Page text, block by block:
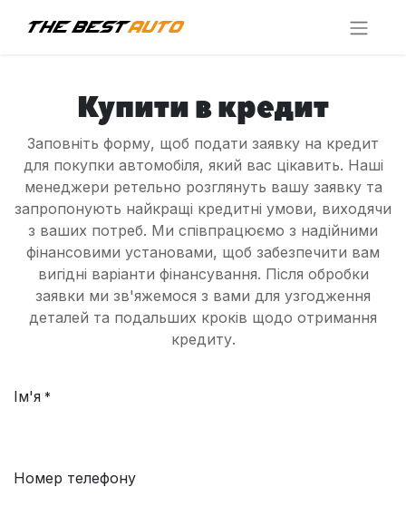
Купити в кредит
Заповніть форму, щоб подати заявку на кредит
для покупки автомобіля, який вас цікавить. Наші
менеджери ретельно розглянуть вашу заявку та
запропонують найкращі кредитні умови, виходячи
з ваших потреб. Ми співпрацюємо з надійними
фінансовими установами, щоб забезпечити вам
вигідні варіанти фінансування. Після обробки
заявки ми зв'яжемося з вами для узгодження
деталей та подальших кроків щодо отримання
кредиту.
Ім'я *
Номер телефону